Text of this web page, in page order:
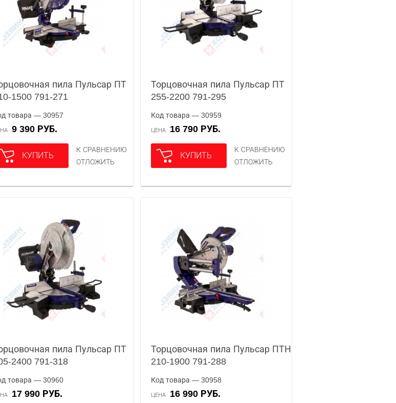
пила Пульсар ПТ
1500 791-271
товара — 30957
9 390 РУБ.
КУПИТЬ
К СРАВНЕНИЮ
ОТЛОЖИТЬ
Торцовочная пила Пульсар ПТ
255-2200 791-295
Код товара — 30959
ЦЕНА 16 790 РУБ.
КУПИТЬ
К СРАВНЕНИЮ
ОТЛОЖИТЬ
пила Пульсар ПТ
2400 791-318
товара — 30960
17 990 РУБ.
Торцовочная пила Пульсар ПТН
210-1900 791-288
Код товара — 30958
ЦЕНА 16 990 РУБ.